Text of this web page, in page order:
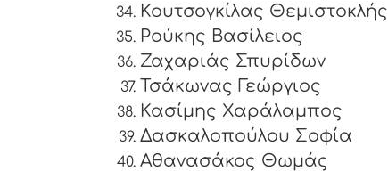
Κουτσογκίλας Θεμιστοκλής
Ρούκης Βασίλειος
Ζαχαριάς Σπυρίδων
Τσάκωνας Γεώργιος
Κασίμης Χαράλαμπος
Δασκαλοπούλου Σοφία
Αθανασάκος Θωμάς